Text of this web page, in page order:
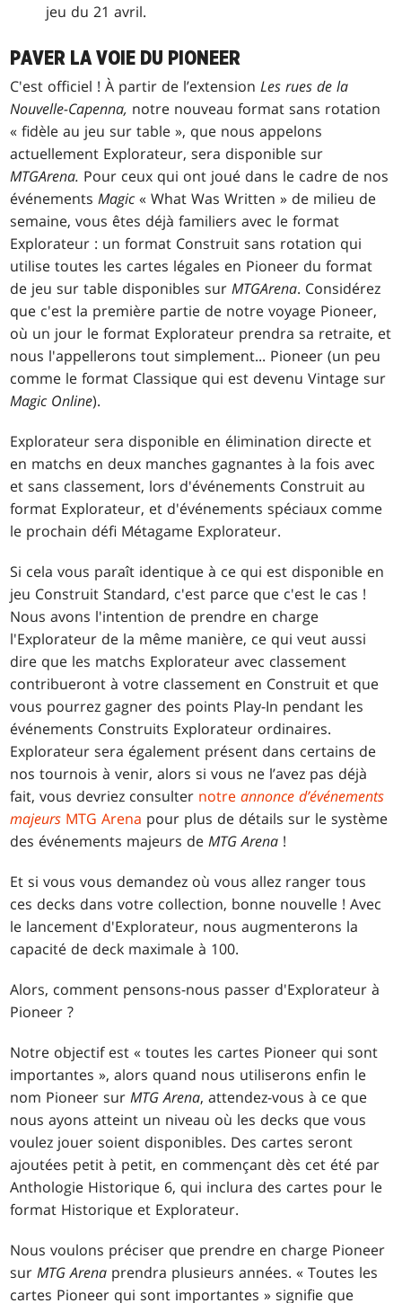
jeu du 21 avril.
PAVER LA VOIE DU PIONEER
C'est officiel ! À partir de l’extensionLes rues de la
Nouvelle-Capenna, notre nouveau format sans rotation
« fidèle au jeu sur table », que nous appelons
actuellement Explorateur, sera disponible sur
MTGArena. Pour ceux qui ont joué dans le cadre de nos
événementsMagic « What Was Written » de milieu de
semaine, vous êtes déjà familiers avec le format
Explorateur : un format Construit sans rotation qui
utilise toutes les cartes légales en Pioneer du format
de jeu sur table disponibles surMTGArena. Considérez
que c'est la première partie de notre voyage Pioneer,
où un jour le format Explorateur prendra sa retraite, et
nous l'appellerons tout simplement... Pioneer (un peu
comme le format Classique qui est devenu Vintage sur
Magic Online).
Explorateur sera disponible en élimination directe et
en matchs en deux manches gagnantes à la fois avec
et sans classement, lors d'événements Construit au
format Explorateur, et d'événements spéciaux comme
le prochain défi Métagame Explorateur.
Si cela vous paraît identique à ce qui est disponible en
jeu Construit Standard, c'est parce que c'est le cas !
Nous avons l'intention de prendre en charge
l'Explorateur de la même manière, ce qui veut aussi
dire que les matchs Explorateur avec classement
contribueront à votre classement en Construit et que
vous pourrez gagner des points Play-In pendant les
événements Construits Explorateur ordinaires.
Explorateur sera également présent dans certains de
nos tournois à venir, alors si vous ne l’avez pas déjà
fait, vous devriez consulter notreannonce d’événements
majeurs MTG Arena pour plus de détails sur le système
des événements majeurs deMTGArena !
Et si vous vous demandez où vous allez ranger tous
ces decks dans votre collection, bonne nouvelle ! Avec
le lancement d'Explorateur, nous augmenterons la
capacité de deck maximale à 100.
Alors, comment pensons-nous passer d'Explorateur à
Pioneer ?
Notre objectif est « toutes les cartes Pioneer qui sont
importantes », alors quand nous utiliserons enfin le
nom Pioneer surMTG Arena, attendez-vous à ce que
nous ayons atteint un niveau où les decks que vous
voulez jouer soient disponibles. Des cartes seront
ajoutées petit à petit, en commençant dès cet été par
Anthologie Historique 6, qui inclura des cartes pour le
format Historique et Explorateur.
Nous voulons préciser que prendre en charge Pioneer
surMTG Arena prendra plusieurs années. « Toutes les
cartes Pioneer qui sont importantes » signifie que